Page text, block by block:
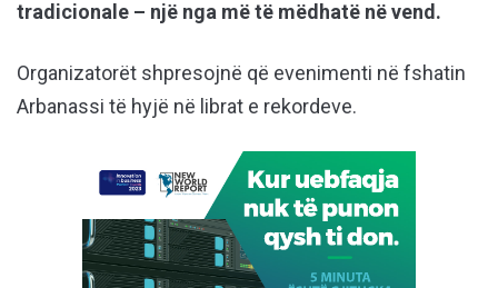
tradicionale – një nga më të mëdhatë në vend.
Organizatorët shpresojnë që evenimenti në fshatin
Arbanassi të hyjë në librat e rekordeve.